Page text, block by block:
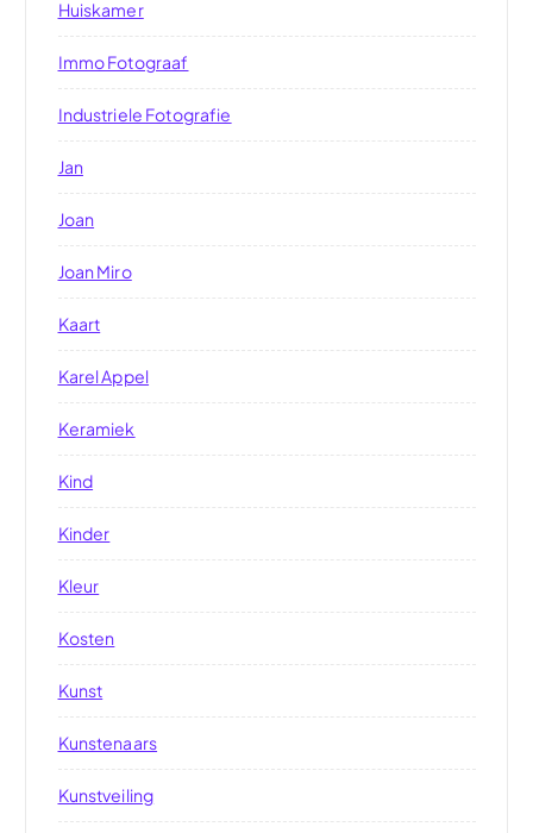
Huiskamer
Immo Fotograaf
Industriele Fotografie
Jan
Joan
Joan Miro
Kaart
Karel Appel
Keramiek
Kind
Kinder
Kleur
Kosten
Kunst
Kunstenaars
Kunstveiling